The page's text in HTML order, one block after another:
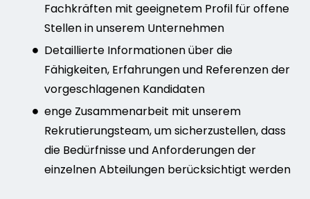
Fachkräften mit geeignetem Profil für offene
Stellen in unserem Unternehmen
Detaillierte Informationen über die
Fähigkeiten, Erfahrungen und Referenzen der
vorgeschlagenen Kandidaten
enge Zusammenarbeit mit unserem
Rekrutierungsteam, um sicherzustellen, dass
die Bedürfnisse und Anforderungen der
einzelnen Abteilungen berücksichtigt werden